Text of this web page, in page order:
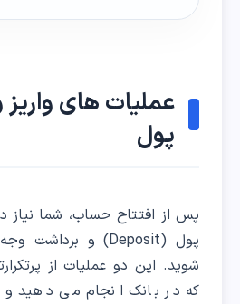
عملیات های
پول
پس از افتتاح حساب، شما نیاز
شوید. این دو عملیات از
که در بانک انجام می دهید